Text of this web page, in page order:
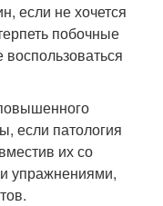
если не хочется
побочные
если патология
их со
упражнениями,